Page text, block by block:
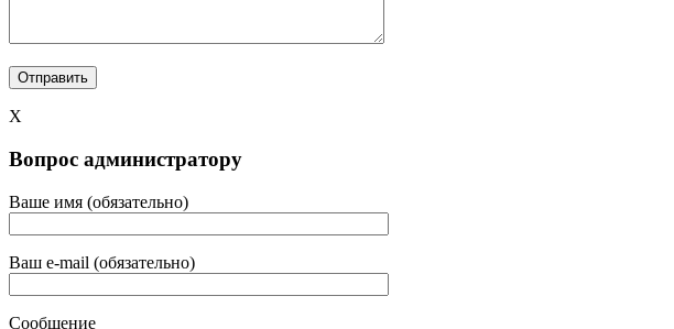
X
Вопрос администратору
Ваше имя (обязательно)
Ваш e-mail (обязательно)
Сообщение